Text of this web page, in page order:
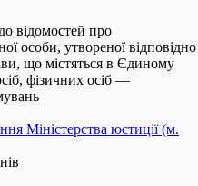
відомостей про
особи, утвореної відповідно
що містяться в Єдиному
фізичних осіб —
Міністерства юстиції (м.